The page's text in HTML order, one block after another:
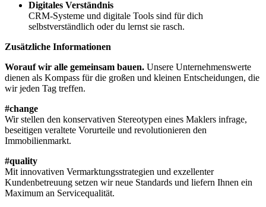
Digitales Verständnis
CRM-Systeme und digitale Tools sind für dich
selbstverständlich oder du lernst sie rasch.
Zusätzliche Informationen
Worauf wir alle gemeinsam bauen. Unsere Unternehmenswerte
dienen als Kompass für die großen und kleinen Entscheidungen, die
wir jeden Tag treffen.
#change
Wir stellen den konservativen Stereotypen eines Maklers infrage,
beseitigen veraltete Vorurteile und revolutionieren den
Immobilienmarkt.
#quality
Mit innovativen Vermarktungsstrategien und exzellenter
Kundenbetreuung setzen wir neue Standards und liefern Ihnen ein
Maximum an Servicequalität.